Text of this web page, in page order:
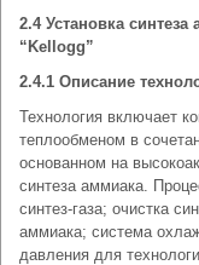
2.4 Установка
“Kellogg”
2.4.1 Описание
Технология включает
теплообменом в
основанном на
синтеза аммиака.
синтез-газа; очистка
аммиака; система
давления для